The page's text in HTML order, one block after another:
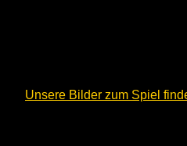
Unsere Bilder zum Spiel